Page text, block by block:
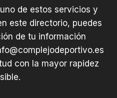
de estos servicios y
este directorio, puedes
de tu información
con la mayor rapidez